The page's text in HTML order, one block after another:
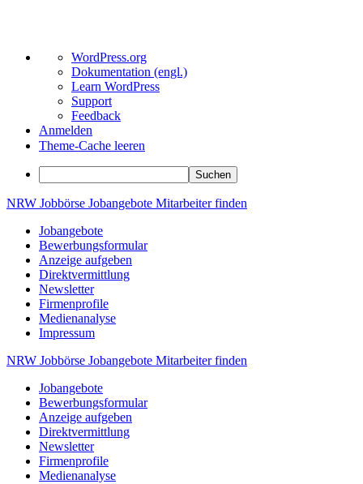
Über
WordPress
WordPress.org
Dokumentation (engl.)
Learn WordPress
Support
Feedback
Anmelden
Theme-Cache leeren
Suchen
Zum
springen
NRW Jobbörse Jobangebote Mitarbeiterfinden
Jobangebote
Bewerbungsformular
Anzeige aufgeben
Direktvermittlung
Newsletter
Firmenprofile
Medienanalyse
Impressum
NRW Jobbörse Jobangebote Mitarbeiterfinden
Jobangebote
Bewerbungsformular
Anzeige aufgeben
Direktvermittlung
Newsletter
Firmenprofile
Medienanalyse